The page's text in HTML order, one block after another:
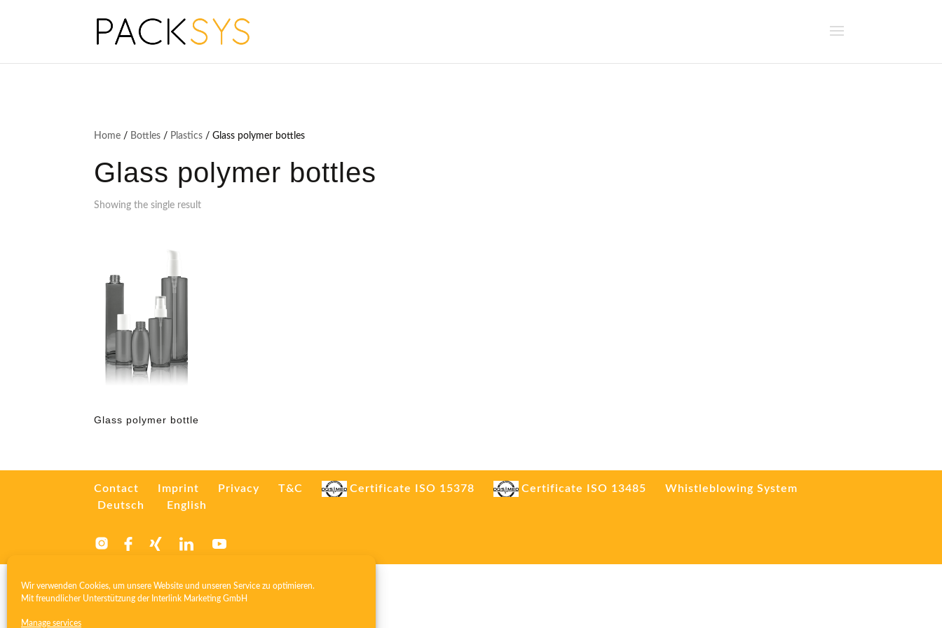
Wir verwenden Cookies, um unsere Website und unseren Service zu optimieren.
Mit freundlicher Unterstützung der Interlink Marketing GmbH
Manage services
Home / Bottles / Plastics / Glass polymer bottles
Glass polymer bottles
Showing the single result
Glass polymer bottle
Contact Imprint Privacy T&C Certificate ISO 15378 Certificate ISO 13485
Whistleblowing System
Deutsch
English